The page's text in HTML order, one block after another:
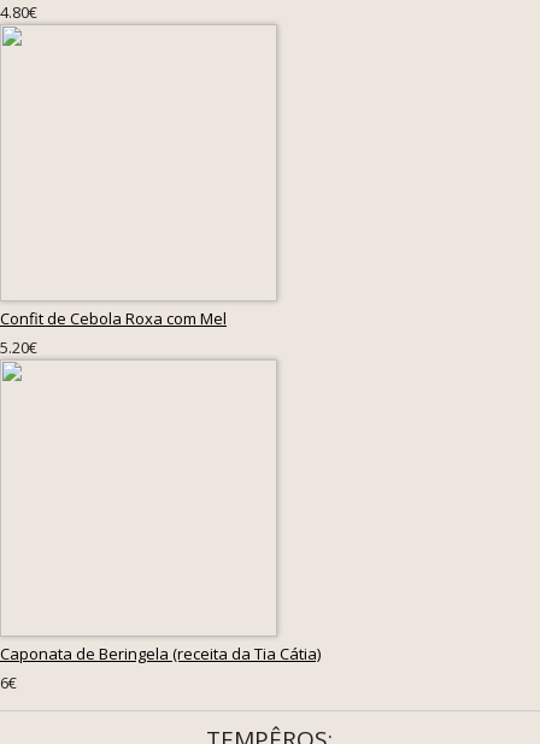
4.80€
Confit de Cebola Roxa com Mel
5.20€
Caponata de Beringela (receita da Tia Cátia)
6€